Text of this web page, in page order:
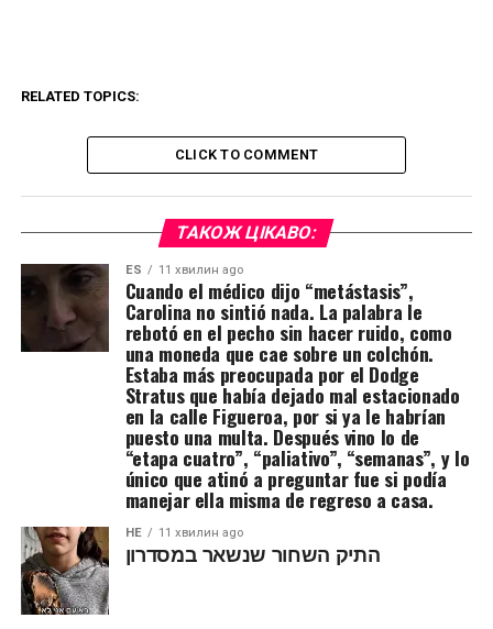
RELATED TOPICS:
CLICK TO COMMENT
ТАКОЖ ЦІКАВО:
ES 11 хвилин ago
Cuando el médico dijo “metástasis”,
Carolina no sintió nada. La palabra le
rebotó en el pecho sin hacer ruido, como
una moneda que cae sobre un colchón.
Estaba más preocupada por el Dodge
Stratus que había dejado mal estacionado
en la calle Figueroa, por si ya le habrían
puesto una multa. Después vino lo de
“etapa cuatro”, “paliativo”, “semanas”, y lo
único que atinó a preguntar fue si podía
manejar ella misma de regreso a casa.
HE 11 хвилин ago
התיק השחור שנשאר במסדרון